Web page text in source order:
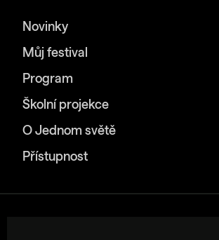
Novinky
Můj festival
Program
Školní projekce
O Jednom světě
Přístupnost